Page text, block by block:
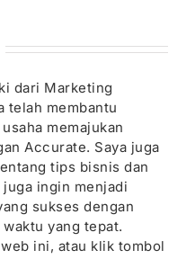
dari Marketing
telah membantu
memajukan
Accurate. Saya juga
tips bisnis dan
ingin menjadi
sukses dengan
yang tepat.
ini, atau klik tombol